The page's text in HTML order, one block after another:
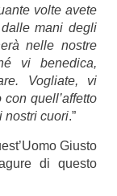
volte avete
mani degli
nelle nostre
vi benedica,
Vogliate, vi
quell’affetto
nostri cuori.”
Giusto
di questo